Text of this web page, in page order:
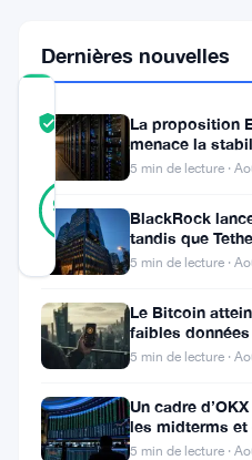
TRUST
SCORE
Vérifié
96%
RÉEL
Mis à jour 1 an il y a
Solana
SOL)
franchi
Dernières nouvelles
La proposition
menace la
stakés et de la
5 min de lecture ·
BlackRock
tandis que
bénéfices au T2
5 min de lecture ·
Le Bitcoin
faibles
une hausse des
5 min de lecture ·
Un cadre
les midterms et
à 55 000 $
5 min de lecture ·